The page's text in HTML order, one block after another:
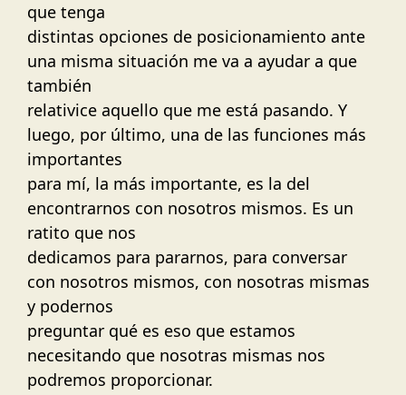
que tenga
distintas opciones de posicionamiento ante
una misma situación me va a ayudar a que
también
relativice aquello que me está pasando. Y
luego, por último, una de las funciones más
importantes
para mí, la más importante, es la del
encontrarnos con nosotros mismos. Es un
ratito que nos
dedicamos para pararnos, para conversar
con nosotros mismos, con nosotras mismas
y podernos
preguntar qué es eso que estamos
necesitando que nosotras mismas nos
podremos proporcionar.